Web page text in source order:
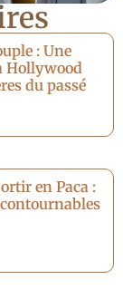
: Une
Hollywood
du passé
en Paca :